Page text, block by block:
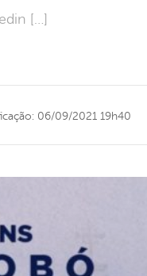
[…]
06/09/2021 19h40